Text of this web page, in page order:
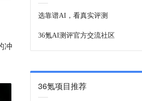
冲
选靠谱AI，看真实评测
36氪AI测评官方交流社区
36氪项目推荐